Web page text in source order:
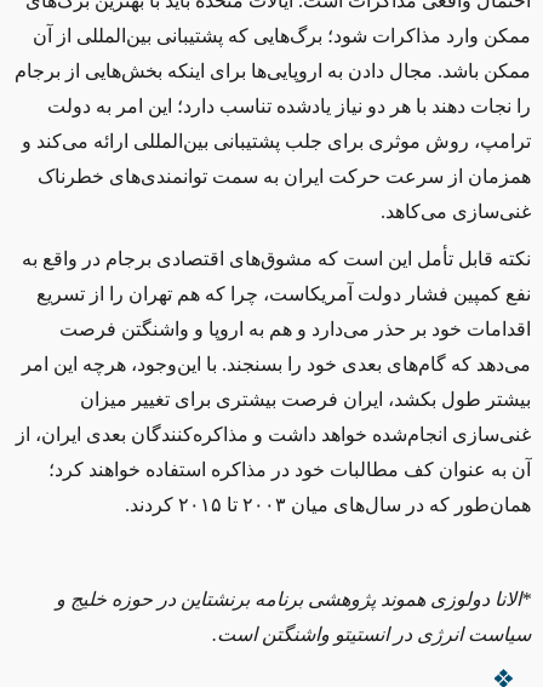
ممکن وارد مذاکرات شود؛ برگ‌هایی که پشتیبانی بین‌المللی از آن
ممکن باشد. مجال دادن به اروپایی‌ها برای اینکه بخش‌هایی از برجام
را نجات دهند با هر دو نیاز یادشده تناسب دارد؛ این امر به دولت
ترامپ، روش موثری برای جلب پشتیبانی بین‌المللی ارائه می‌کند و
همزمان از سرعت حرکت ایران به سمت توانمندی‌های خطرناک
غنی‌سازی می‌کاهد.
نکته قابل تأمل این است که مشوق‌های اقتصادی برجام در واقع به
نفع کمپین فشار دولت آمریکاست، چرا که هم تهران را از تسریع
اقدامات خود بر حذر می‌دارد و هم به اروپا و واشنگتن فرصت
می‌دهد که گام‌های بعدی خود را بسنجند. با این‌وجود، هرچه این امر
بیشتر طول بکشد، ایران فرصت بیشتری برای تغییر میزان
غنی‌سازی انجام‌شده خواهد داشت و مذاکره‌کنندگان بعدی ایران، از
آن به عنوان کف مطالبات خود در مذاکره استفاده خواهند کرد؛
همان‌طور که در سال‌های میان ۲۰۰۳ تا ۲۰۱۵ کردند.
*الانا دولوزی هموند پژوهشی برنامه برنشتاین در حوزه خلیج و
سیاست انرژی در انستیتو واشنگتن است.